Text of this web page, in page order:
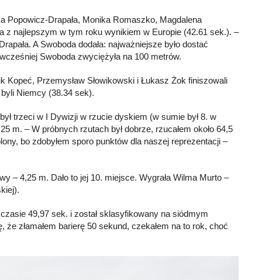
Popowicz-Drapała, Monika Romaszko, Magdalena
z najlepszym w tym roku wynikiem w Europie (42.61 sek.). –
A Swoboda dodała: najważniejsze było dostać
Swoboda zwyciężyła na 100 metrów.
Przemysław Słowikowski i Łukasz Żok finiszowali
Niemcy (38.34 sek).
trzeci w I Dywizji w rzucie dyskiem (w sumie był 8. w
m. – W próbnych rzutach był dobrze, rzucałem około 64,5
bo zdobyłem sporo punktów dla naszej reprezentacji –
– 4,25 m. Dało to jej 10. miejsce. Wygrała Wilma Murto –
49,97 sek. i został sklasyfikowany na siódmym
złamałem barierę 50 sekund, czekałem na to rok, choć